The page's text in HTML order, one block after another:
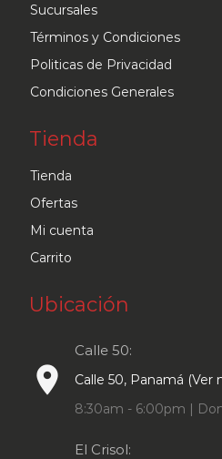
Sucursales
Términos y Condiciones
Politicas de Privacidad
Condiciones Generales
Tienda
Tienda
Ofertas
Mi cuenta
Carrito
Ubicación
place
Calle 50:
Calle 50, Panamá (Ver
8:30am - 6:00pm |
El Crisol: